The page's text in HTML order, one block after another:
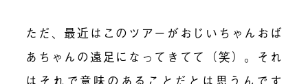
ただ、最近はこのツアーがおじいちゃんおば
あちゃんの遠足になってきてて（笑）。それ
はそれで意味のあることだとは思うんです